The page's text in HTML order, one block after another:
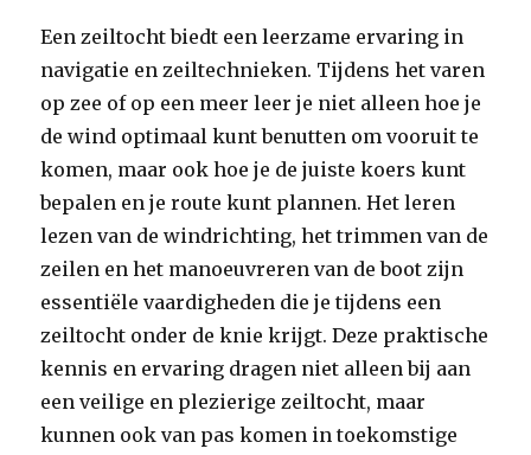
Een zeiltocht biedt een leerzame ervaring in
navigatie en zeiltechnieken. Tijdens het varen
op zee of op een meer leer je niet alleen hoe je
de wind optimaal kunt benutten om vooruit te
komen, maar ook hoe je de juiste koers kunt
bepalen en je route kunt plannen. Het leren
lezen van de windrichting, het trimmen van de
zeilen en het manoeuvreren van de boot zijn
essentiële vaardigheden die je tijdens een
zeiltocht onder de knie krijgt. Deze praktische
kennis en ervaring dragen niet alleen bij aan
een veilige en plezierige zeiltocht, maar
kunnen ook van pas komen in toekomstige